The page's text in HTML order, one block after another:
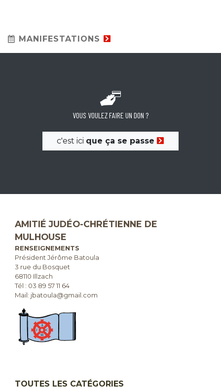
MANIFESTATIONS
VOUS VOULEZ FAIRE UN DON ?
c'est ici que ça se passe
AMITIÉ JUDÉO-CHRÉTIENNE DE
MULHOUSE
RENSEIGNEMENTS
Président Jérôme Batoula
3 rue du Bosquet
68110 Illzach
Tél : 03 89 57 11 64
Mail: jbatoula@gmail.com
TOUTES LES CATÉGORIES